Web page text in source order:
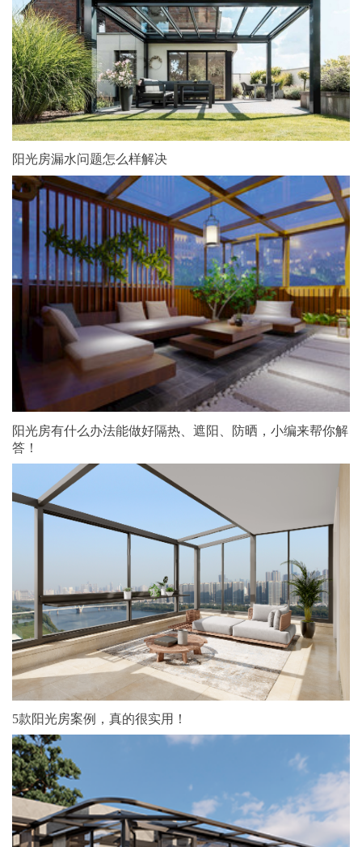
阳光房漏水问题怎么样解决
阳光房有什么办法能做好隔热、遮阳、防晒，小编来帮你解
答！
5款阳光房案例，真的很实用！